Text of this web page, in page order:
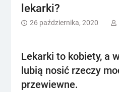
lekarki?
26 października, 2020
Lekarki to kobiety, a
lubią nosić rzeczy
przewiewne.